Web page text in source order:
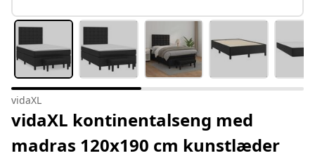
vidaXL
vidaXL kontinentalseng med
madras 120x190 cm kunstlæder